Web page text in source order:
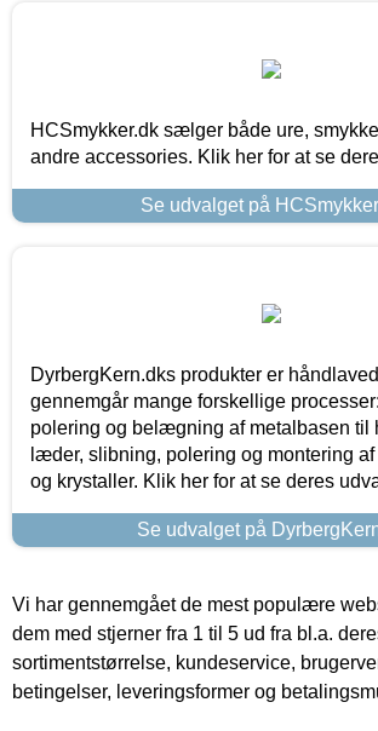
HCSmykker.dk sælger både ure,
andre accessories. Klik her for at se
Se udvalget på
DyrbergKern.dks produkter er
gennemgår mange forskellige
polering og belægning af metalbasen til
læder, slibning, polering og montering
og krystaller. Klik her for at se deres
Se udvalget på
Vi har gennemgået de mest populære
dem med stjerner fra 1 til 5 ud fra bl.a.
sortimentstørrelse, kundeservice,
betingelser, leveringsformer og